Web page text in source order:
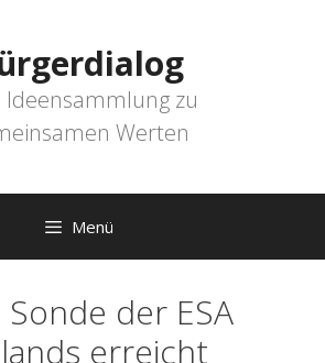
Ideensammlung zu
Werten
Menü
Sonde der ESA
erreicht